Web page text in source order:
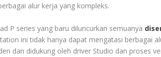
alur kerja yang kompleks.
P series yang baru diluncurkan semuanya
ini tidak hanya dapat mengatasi berbagai
dan didukung oleh driver Studio dan proses